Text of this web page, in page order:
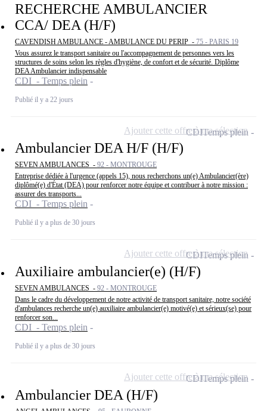
RECHERCHE AMBULANCIER
CCA/ DEA (H/F)
CAVENDISH AMBULANCE - AMBULANCE DU PERIP - 75 - PARIS 19
Vous assurez le transport sanitaire ou l'accompagnement de personnes vers les
structures de soins selon les règles d'hygiène, de confort et de sécurité. Diplôme
DEA Ambulancier indispensable
CDI - Temps plein
Publié il y a 22 jours
Ambulancier DEA H/F (H/F)
SEVEN AMBULANCES - 92 - MONTROUGE
Entreprise dédiée à l'urgence (appels 15), nous recherchons un(e) Ambulancier(ère)
diplômé(e) d'État (DEA) pour renforcer notre équipe et contribuer à notre mission :
assurer des transports...
CDI - Temps plein
Publié il y a plus de 30 jours
CDITemps plein
Ajouter cette offre à ma sélection
Auxiliaire ambulancier(e) (H/F)
SEVEN AMBULANCES - 92 - MONTROUGE
Dans le cadre du développement de notre activité de transport sanitaire, notre société
d'ambulances recherche un(e) auxiliaire ambulancier(e) motivé(e) et sérieux(se) pour
renforcer son...
CDI - Temps plein
Publié il y a plus de 30 jours
CDITemps plein
Ajouter cette offre à ma sélection
Ambulancier DEA (H/F)
CDITemps plein
Ajouter cette offre à ma sélection